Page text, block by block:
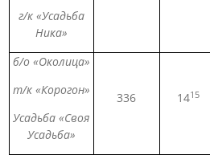
г/к «Усадьба
Ника»
б/о «Околица»
т/к «Корогон»
Усадьба «Своя
Усадьба»
336 1415